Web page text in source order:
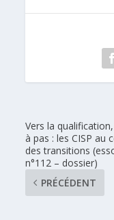
Vers la
à pas : les CISP au
des transitions
n°112 – dossier)
PRÉCÉDENT